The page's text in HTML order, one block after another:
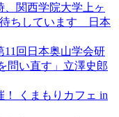
、関西学院大学上ヶ
待ちしています 日本
11回日本奥山学会研
問い直す」立澤史郎
！ くまもりカフェ in